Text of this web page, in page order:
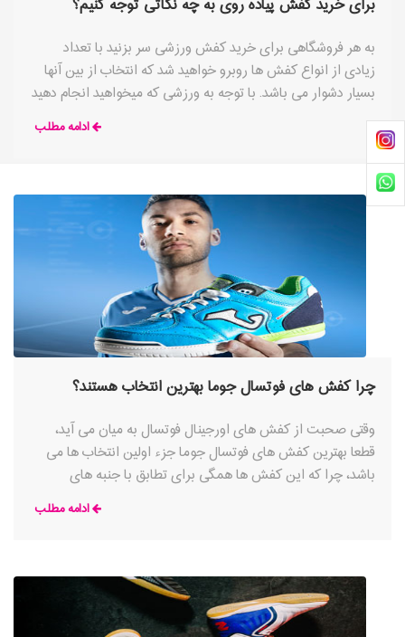
برای خرید کفش پیاده روی به چه نکاتی توجه کنیم؟
به هر فروشگاهی برای خرید کفش ورزشی سر بزنید با تعداد
زیادی از انواع کفش ها روبرو خواهید شد که انتخاب از بین آنها
بسیار دشوار می باشد. با توجه به ورزشی که میخواهید انجام دهید
کفش های مخصوص آن رشته ورزشی وجود دارند که با توجه به
شرایط، بهترین ویژگی ها را ارائه می کنند، به عنوان مثال علی رغم
شباهت بین
ادامه مطلب
چرا کفش های فوتسال جوما بهترین انتخاب هستند؟
وقتی صحبت از کفش های اورجینال فوتسال به میان می آید،
قطعا بهترین کفش های فوتسال جوما جزء اولین انتخاب ها می
باشد، چرا که این کفش ها همگی برای تطابق با جنبه های
ادامه مطلب